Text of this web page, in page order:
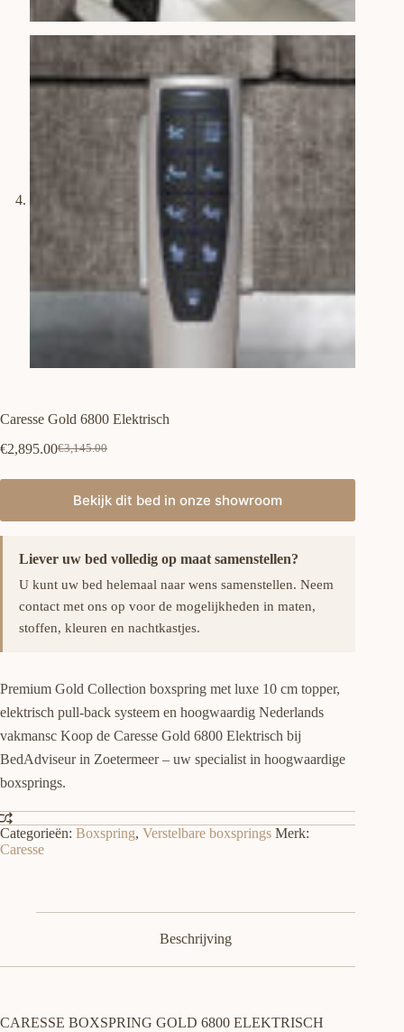
Caresse Gold 6800 Elektrisch
€3,145.00
Oorspronkelijke
€3,145.00.
€2,895.00Huidige
€2,895.00.
Bekijk dit bed in onze showroom
Liever uw bed volledig op maat samenstellen?
U kunt uw bed helemaal naar wens samenstellen. Neem
contact met ons op voor de mogelijkheden in maten,
stoffen, kleuren en nachtkastjes.
Premium Gold Collection boxspring met luxe 10 cm topper,
elektrisch pull-back systeem en hoogwaardig Nederlands
vakmansc Koop de Caresse Gold 6800 Elektrisch bij
BedAdviseur in Zoetermeer – uw specialist in hoogwaardige
boxsprings.
Categorieën: Boxspring, Verstelbare boxsprings Merk:
Caresse
Beschrijving
CARESSE BOXSPRING GOLD 6800 ELEKTRISCH